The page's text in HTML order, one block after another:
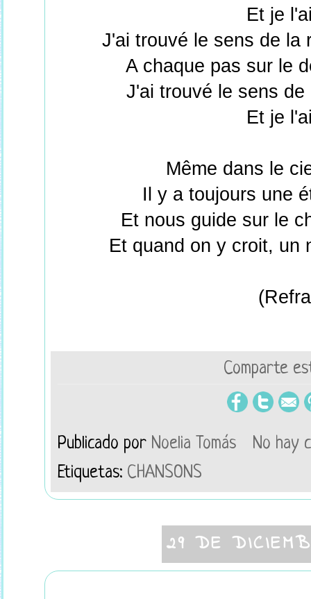
Et je
J'ai trouvé le sens de la
A chaque pas sur le
J'ai trouvé le sens
Et je
Même dans le
Il y a toujours une
Et nous guide sur le
Et quand on y croit, un
Comparte
Publicado por Noelia Tomás
No hay
Etiquetas: CHANSONS
29 DE